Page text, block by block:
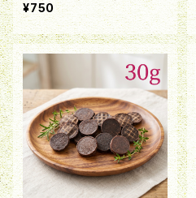
¥750